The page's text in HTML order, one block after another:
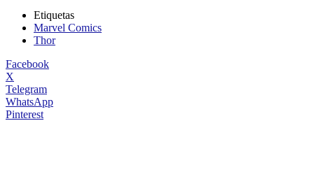
Etiquetas
Marvel Comics
Thor
Facebook
X
Telegram
WhatsApp
Pinterest